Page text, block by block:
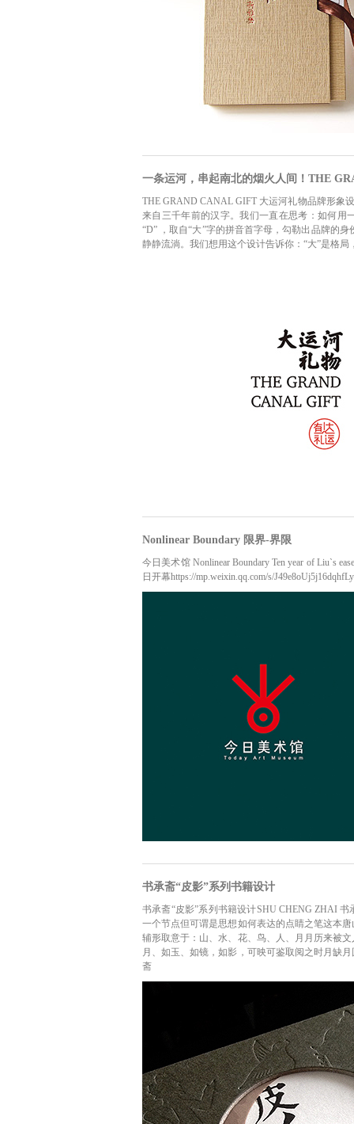
一条运河，串起南北的烟火人间！THE
THE GRAND CANAL GIFT 大运河礼物品牌形象
来自三千年前的汉字。我们一直在思考：如何用
“D” ，取自“大”字的拼音首字母，勾勒出品牌的
静静流淌。我们想用这个设计告诉你：“大”是格
Nonlinear Boundary 限界-界限
今日美术馆 Nonlinear Boundary Ten year of Liu`s
日开幕https://mp.weixin.qq.com/s/
书承斋“皮影”系列书籍设计
书承斋“皮影”系列书籍设计SHU CHENG ZHAI
一个节点但可谓是思想如何表达的点睛之笔这本
辅形取意于：山、水、花、鸟、人、月月历来被
月、如玉、如镜，如影，可映可鉴取阅之时月缺
斋